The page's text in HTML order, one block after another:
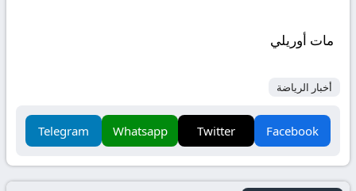
مات أوريلي
أخبار الرياضة
Facebook
Twitter
Whatsapp
Telegram